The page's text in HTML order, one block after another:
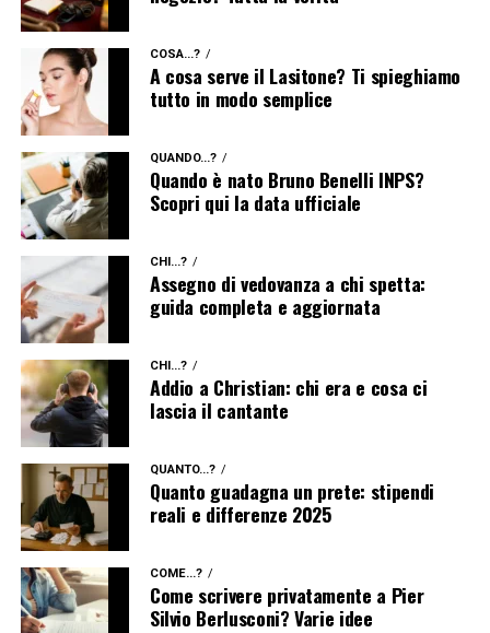
COSA...?
A cosa serve il Lasitone? Ti spieghiamo
tutto in modo semplice
QUANDO...?
Quando è nato Bruno Benelli INPS?
Scopri qui la data ufficiale
CHI...?
Assegno di vedovanza a chi spetta:
guida completa e aggiornata
CHI...?
Addio a Christian: chi era e cosa ci
lascia il cantante
QUANTO...?
Quanto guadagna un prete: stipendi
reali e differenze 2025
COME...?
Come scrivere privatamente a Pier
Silvio Berlusconi? Varie idee